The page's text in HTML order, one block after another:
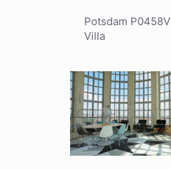
Potsdam P0458V
Villa